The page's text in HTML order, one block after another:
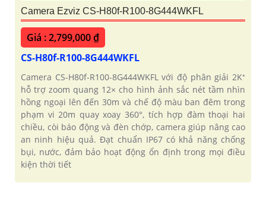
Camera Ezviz CS-H80f-R100-8G444WKFL
Giá : 2,799,000 ₫
CS-H80f-R100-8G444WKFL
Camera CS-H80f-R100-8G444WKFL với độ phân giải 2K⁺
hỗ trợ zoom quang 12× cho hình ảnh sắc nét tầm nhìn
hồng ngoại lên đến 30m và chế độ màu ban đêm trong
phạm vi 20m quay xoay 360°, tích hợp đàm thoại hai
chiều, còi báo động và đèn chớp, camera giúp nâng cao
an ninh hiệu quả. Đạt chuẩn IP67 có khả năng chống
bụi, nước, đảm bảo hoạt động ổn định trong mọi điều
kiện thời tiết